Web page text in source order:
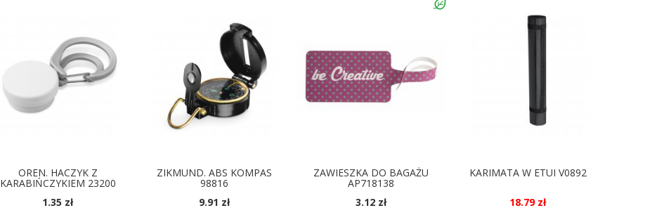
OREN. HACZYK Z
KARABIŃCZYKIEM 23200
1.35 zł
ZIKMUND. ABS KOMPAS
98816
9.91 zł
ZAWIESZKA DO BAGAŻU
AP718138
3.12 zł
KARIMATA W ETUI V0892
18.79 zł